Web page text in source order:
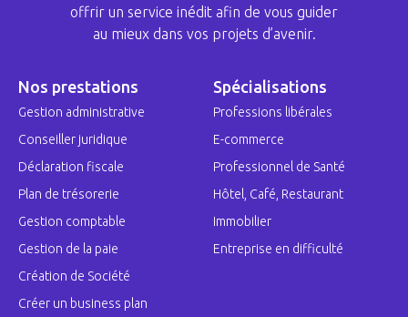
offrir un service inédit afin de vous guider
au mieux dans vos projets d’avenir.
Nos prestations
Gestion administrative
Conseiller juridique
Déclaration fiscale
Plan de trésorerie
Gestion comptable
Gestion de la paie
Création de Société
Créer un business plan
Spécialisations
Professions libérales
E-commerce
Professionnel de Santé
Hôtel, Café, Restaurant
Immobilier
Entreprise en difficulté